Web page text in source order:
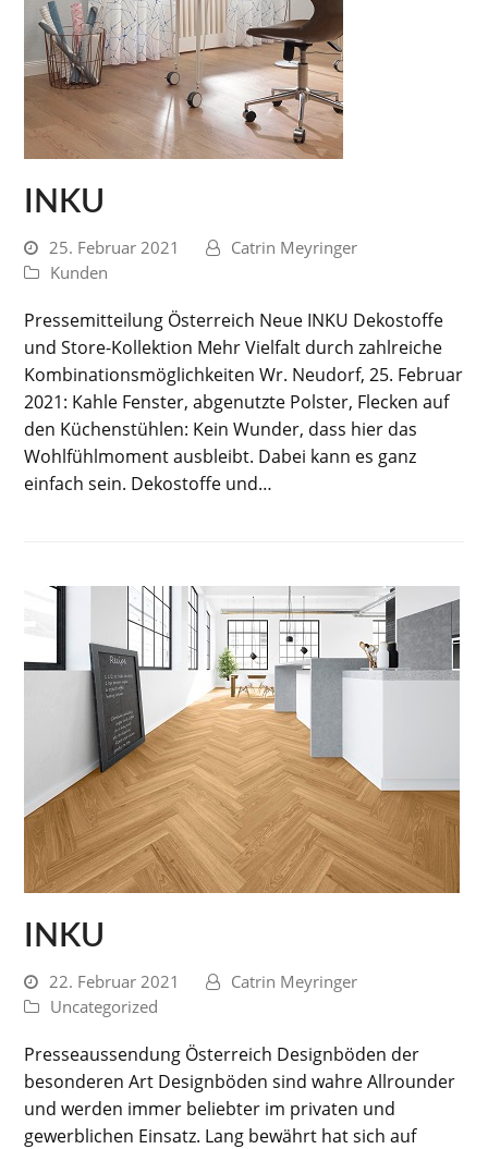
INKU
25. Februar 2021
Catrin Meyringer
Kunden
Pressemitteilung Österreich Neue INKU Dekostoffe
und Store-Kollektion Mehr Vielfalt durch zahlreiche
Kombinationsmöglichkeiten Wr. Neudorf, 25. Februar
2021: Kahle Fenster, abgenutzte Polster, Flecken auf
den Küchenstühlen: Kein Wunder, dass hier das
Wohlfühlmoment ausbleibt. Dabei kann es ganz
einfach sein. Dekostoffe und…
INKU
22. Februar 2021
Catrin Meyringer
Uncategorized
Presseaussendung Österreich Designböden der
besonderen Art Designböden sind wahre Allrounder
und werden immer beliebter im privaten und
gewerblichen Einsatz. Lang bewährt hat sich auf